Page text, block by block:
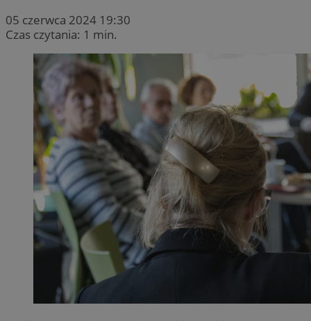
05 czerwca 2024 19:30
Czas czytania: 1 min.